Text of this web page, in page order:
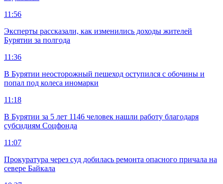
11:56
Эксперты рассказали, как изменились доходы жителей
Бурятии за полгода
11:36
В Бурятии неосторожный пешеход оступился с обочины и
попал под колеса иномарки
11:18
В Бурятии за 5 лет 1146 человек нашли работу благодаря
субсидиям Соцфонда
11:07
Прокуратура через суд добилась ремонта опасного причала на
севере Байкала